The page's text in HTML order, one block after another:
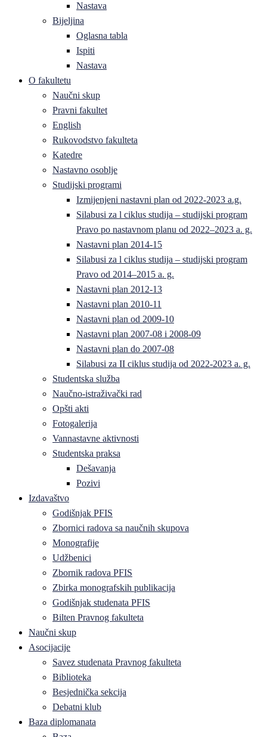
Nastava
Bijeljina
Oglasna tabla
Ispiti
Nastava
O fakultetu
Naučni skup
Pravni fakultet
English
Rukovodstvo fakulteta
Katedre
Nastavno osoblje
Studijski programi
Izmijenjeni nastavni plan od 2022-2023 a.g.
Silabusi za l ciklus studija – studijski program
Pravo po nastavnom planu od 2022–2023 a. g.
Nastavni plan 2014-15
Silabusi za l ciklus studija – studijski program
Pravo od 2014–2015 a. g.
Nastavni plan 2012-13
Nastavni plan 2010-11
Nastavni plan od 2009-10
Nastavni plan 2007-08 i 2008-09
Nastavni plan do 2007-08
Silabusi za II ciklus studija od 2022-2023 a. g.
Studentska služba
Naučno-istraživački rad
Opšti akti
Fotogalerija
Vannastavne aktivnosti
Studentska praksa
Dešavanja
Pozivi
Izdavaštvo
Godišnjak PFIS
Zbornici radova sa naučnih skupova
Monografije
Udžbenici
Zbornik radova PFIS
Zbirka monografskih publikacija
Godišnjak studenata PFIS
Bilten Pravnog fakulteta
Naučni skup
Asocijacije
Savez studenata Pravnog fakulteta
Biblioteka
Besjednička sekcija
Debatni klub
Baza diplomanata